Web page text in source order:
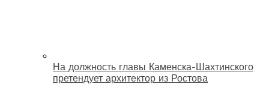
На должность главы Каменска-Шахтинского
претендует архитектор из Ростова